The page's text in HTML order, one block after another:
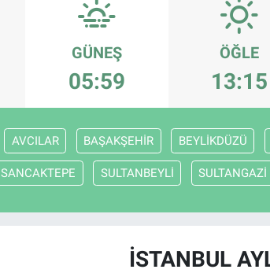
GÜNEŞ
05:59
ÖĞLE
13:15
AVCILAR BAŞAKŞEHİR BEYLİKDÜZÜ
SANCAKTEPE SULTANBEYLİ SULTANGAZİ
İSTANBUL